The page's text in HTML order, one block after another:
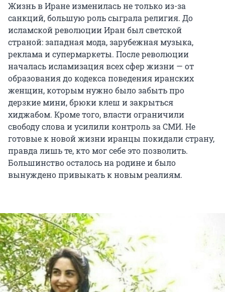
Жизнь в Иране изменилась не только из-за
санкций, большую роль сыграла религия. До
исламской революции Иран был светской
страной: западная мода, зарубежная музыка,
реклама и супермаркеты. После революции
началась исламизация всех сфер жизни — от
образования до кодекса поведения иранских
женщин, которым нужно было забыть про
дерзкие мини, брюки клеш и закрыться
хиджабом. Кроме того, власти ограничили
свободу слова и усилили контроль за СМИ. Не
готовые к новой жизни иранцы покидали страну,
правда лишь те, кто мог себе это позволить.
Большинство осталось на родине и было
вынуждено привыкать к новым реалиям.